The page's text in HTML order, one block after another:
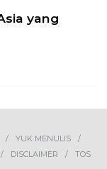
yang
YUK MENULIS
DISCLAIMER TOS